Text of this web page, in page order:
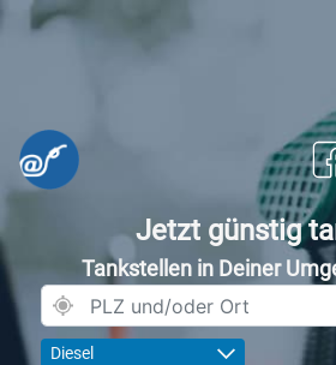
Jetzt günstig
Tankstellen in Deiner
Diesel